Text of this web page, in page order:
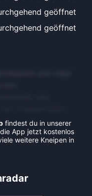
geöffnet
geöffnet
findest du in unserer
App jetzt kostenlos
weitere Kneipen in